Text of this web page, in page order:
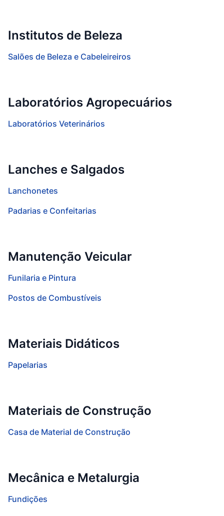
Institutos de Beleza
Salões de Beleza e Cabeleireiros
Laboratórios Agropecuários
Laboratórios Veterinários
Lanches e Salgados
Lanchonetes
Padarias e Confeitarias
Manutenção Veicular
Funilaria e Pintura
Postos de Combustíveis
Materiais Didáticos
Papelarias
Materiais de Construção
Casa de Material de Construção
Mecânica e Metalurgia
Fundições